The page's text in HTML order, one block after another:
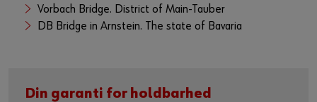
Vorbach Bridge. District of Main-Tauber
DB Bridge in Arnstein. The state of Bavaria
Din garanti for holdbarhed